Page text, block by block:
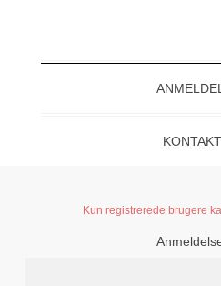
Kun registrerede brugere